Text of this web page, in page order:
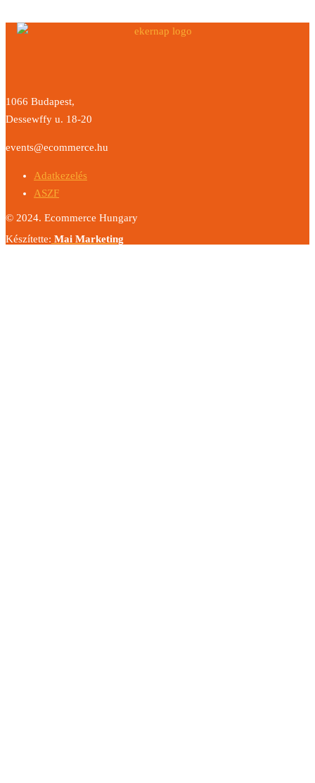
1066 Budapest,
Dessewffy u. 18-20
events@ecommerce.hu
Adatkezelés
ASZF
© 2024. Ecommerce Hungary
Készítette: Mai Marketing